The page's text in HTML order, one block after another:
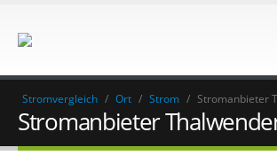
Stromvergleich / Ort / Strom / Stromanbieter
Stromanbieter